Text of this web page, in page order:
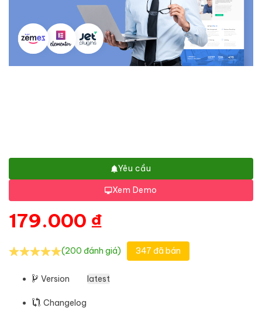
Yêu cầu
Xem Demo
179.000 ₫
(200 đánh giá) 347 đã bán
Version latest
Changelog